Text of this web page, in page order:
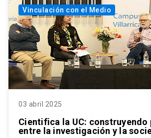
Vinculación con el Medio
03 abril 2025
Cientifica la UC: construyendo
entre la investigación y la